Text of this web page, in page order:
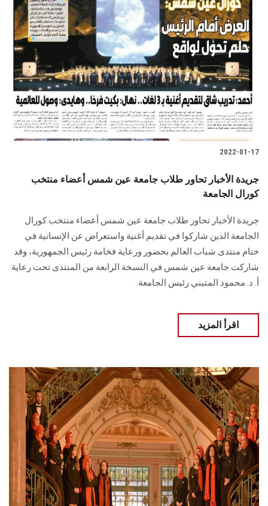
2022-01-17
جريدة الأخبار تحاور طلاب جامعة عين شمس أعضاء منتخب
كورال الجامعة
جريدة الأخبار تحاور طلاب جامعة عين شمس أعضاء منتخب كورال
الجامعة الذين شاركوا في تقديم أغنية واستعراض عن الإنسانية في
ختام منتدى شباب العالم بحضور ورعاية فخامة رئيس الجمهورية، وقد
شاركت جامعة عين شمس في النسخة الرابعة من المنتدى تحت رعاية
أ. د. محمود المتيني رئيس الجامعة.
اقرأ المزيد